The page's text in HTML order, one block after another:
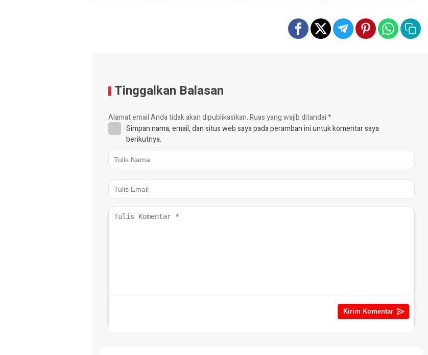
Tinggalkan Balasan
Alamat email Anda tidak akan dipublikasikan.Ruas yang wajib ditandai*
Simpan nama, email, dan situs web saya pada peramban ini untuk komentar saya
berikutnya.